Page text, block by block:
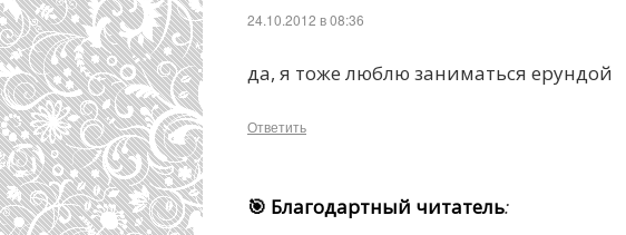
24.10.2012 в 08:36
да, я тоже люблю заниматься ерундой
Ответить
🎯 Благодартный читатель: